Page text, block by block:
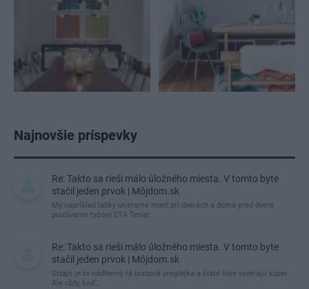
Najnovšie príspevky
Re: Takto sa rieši málo úložného miesta. V tomto byte
stačil jeden prvok | Môjdom.sk
My napríklad labky utierame hneď pri dverách a doma pred dvere
používame tyčový ETA Terier…
Re: Takto sa rieši málo úložného miesta. V tomto byte
stačil jeden prvok | Môjdom.sk
Dizajn je to nádherný, tá brezová preglejka a čisté línie vyzerajú super.
Ale vždy, keď…